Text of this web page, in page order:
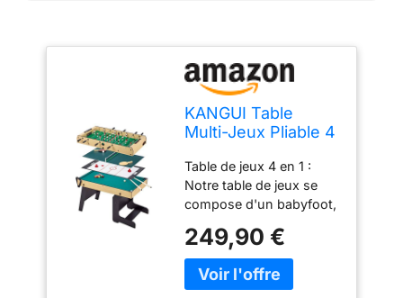
KANGUI Table
Multi-Jeux Pliable 4
Foot - Billard - Ping
Pong - Hockey
Table de jeux 4 en 1 :
Notre table de jeux se
compose d'un babyfoot,
d'un billard et d'une table
de ping-pong. Idéal pour
passer de supers
249,90 €